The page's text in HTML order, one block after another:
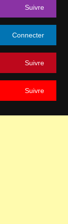
Suivre
Connecter
Suivre
Suivre